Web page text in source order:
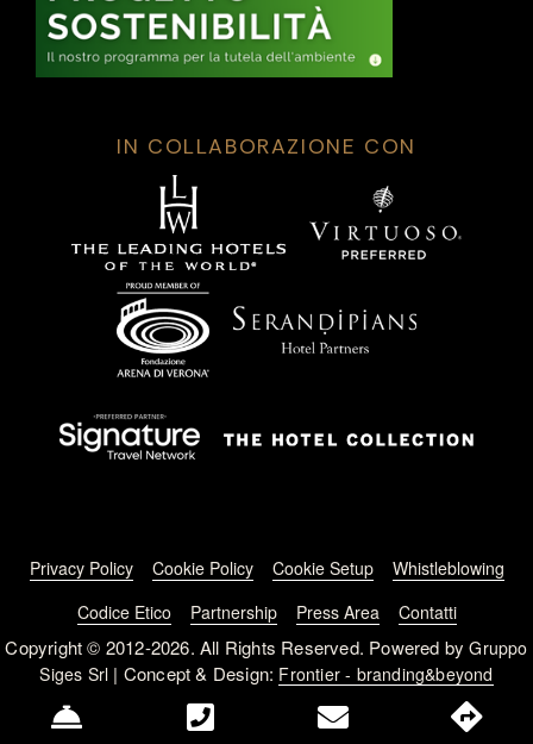
IN COLLABORAZIONE CON
Footer menu
Privacy Policy Cookie Policy Cookie Setup
Whistleblowing
Codice Etico
Partnership Press Area Contatti
Copyright © 2012-2026. All Rights Reserved. Powered byGruppo
Siges Srl | Concept & Design: Frontier - branding&beyond